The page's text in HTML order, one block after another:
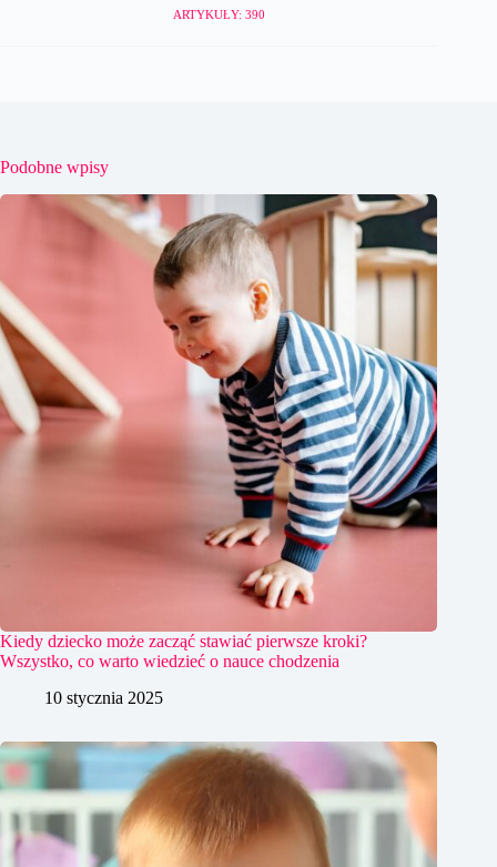
ARTYKUŁY: 390
Podobne wpisy
Kiedy dziecko może zacząć stawiać pierwsze kroki?
Wszystko, co warto wiedzieć o nauce chodzenia
10 stycznia 2025